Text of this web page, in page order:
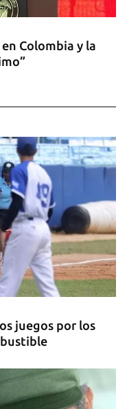
Colombia y la
entre ellos
Centroafricana
juegos por los